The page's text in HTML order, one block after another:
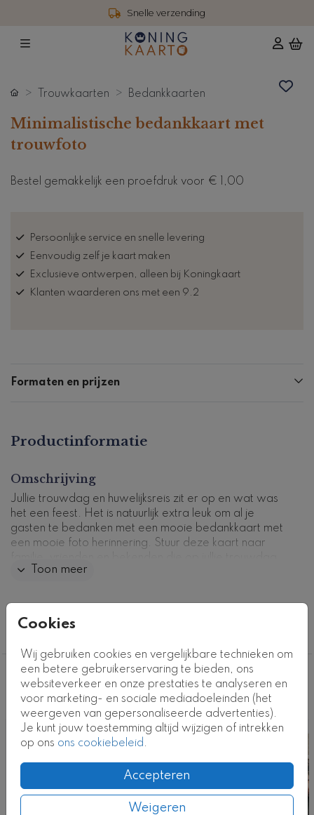
Snelle verzending
Cookies
Wij gebruiken cookies en vergelijkbare technieken om
een betere gebruikerservaring te bieden, ons
websiteverkeer en onze prestaties te analyseren en
voor marketing- en sociale mediadoeleinden (het
weergeven van gepersonaliseerde advertenties).
Je kunt jouw toestemming altijd wijzigen of intrekken
op ons ons cookiebeleid.
Accepteren
Weigeren
Trouwkaarten Bedankkaarten
Minimalistische bedankkaart met
trouwfoto
Bestel gemakkelijk een proefdruk voor € 1,00
Persoonlijke service en snelle levering
Eenvoudig zelf je kaart maken
Exclusieve ontwerpen, alleen bij Koningkaart
Klanten waarderen ons met een 9.2
Formaten en prijzen
Productinformatie
Omschrijving
Jullie trouwdag en huwelijksreis zit er op en wat was
het een feest. Het is natuurlijk extra leuk om al je
gasten te bedanken met een mooie bedankkaart met
een mooie foto herinnering. Stuur deze kaart naar
aanwezig waren.
Kaartcode: BK-0625-2
Toon meer
Collectie
Deze ontwerpen vind je misschien ook
leuk